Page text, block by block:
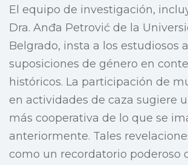
El equipo de investigación,
Dra. Anđa Petrović de la
Belgrado, insta a los estudiosos
suposiciones de género en
históricos. La participación de
en actividades de caza sugiere
más cooperativa de lo que se
anteriormente. Tales
como un recordatorio poderoso